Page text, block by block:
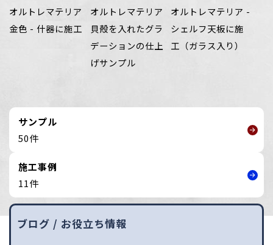
オルトレマテリア
金色 - 什器に施工
オルトレマテリア
貝殻を入れたグラ
デーションの仕上
げサンプル
オルトレマテリア -
シェルフ天板に施
工（ガラス入り）
サンプル
50件
施工事例
11件
ブログ / お役立ち情報